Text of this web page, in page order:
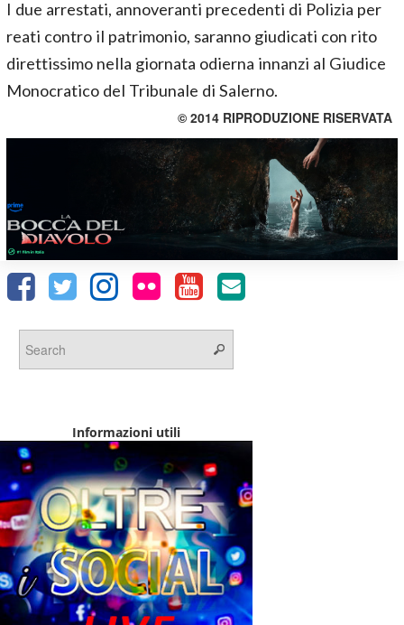
I due arrestati, annoveranti precedenti di Polizia per
reati contro il patrimonio, saranno giudicati con rito
direttissimo nella giornata odierna innanzi al Giudice
Monocratico del Tribunale di Salerno.
© 2014 RIPRODUZIONE RISERVATA
Informazioni utili